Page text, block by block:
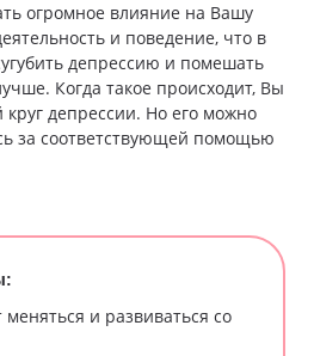
огромное влияние на Вашу
и поведение, что в
депрессию и помешать
Когда такое происходит, Вы
круг депрессии. Но его можно
за соответствующей помощью
и развиваться со